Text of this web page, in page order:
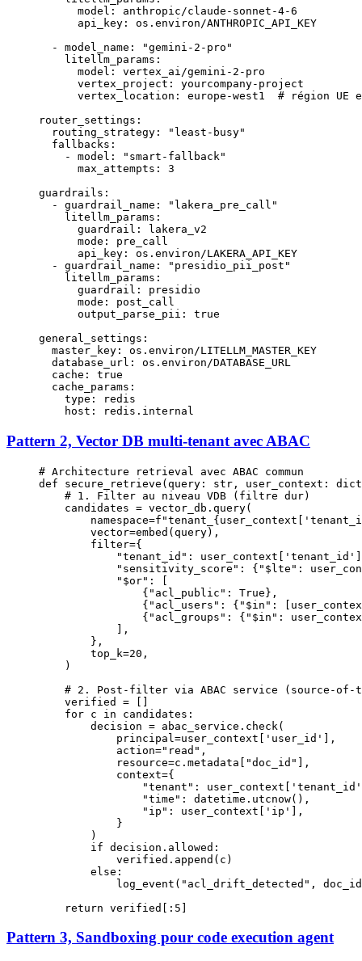
      model
: anthropic/claude-sonnet-4-6
      api_key
: os.environ/ANTHROPIC_API_KEY
  -
model_name :
"gemini-2-pro"
    litellm_params
:
      model
: vertex_ai/gemini-2-pro
      vertex_project
: yourcompany-project
      vertex_location
: europe-west1
# région UE
router_settings :
  routing_strategy
:
"least-busy"
  fallbacks
:
    -
model :
"smart-fallback"
      max_attempts
: 3
guardrails :
  -
guardrail_name :
"lakera_pre_call"
    litellm_params
:
      guardrail
:
lakera_v2
      mode
: pre_call
      api_key
: os.environ/LAKERA_API_KEY
  -
guardrail_name :
"presidio_pii_post"
    litellm_params
:
      guardrail
: presidio
      mode
: post_call
      output_parse_pii
: true
general_settings :
  master_key
: os.environ/LITELLM_MASTER_KEY
  database_url
: os.environ/DATABASE_URL
  cache
: true
  cache_params
:
    type
:
redis
    host
: redis.internal
Pattern 2, Vector DB multi-tenant avec ABAC
# Architecture retrieval avec ABAC commun
def secure_retrieve (query: str , user_context: dict
    # 1. Filter au niveau VDB (filtre dur)
    candidates
= vector_db.query(
        namespace
=f "tenant_ { user_context[
        vector
=embed(query),
        filter
={
            "tenant_id"
: user_context[ 'tenant_id'
            "sensitivity_score"
: { "$lte" :
            "$or"
: [
                {
"acl_public" : True },
                {
"acl_users" : { "$in" :
                {
"acl_groups" : { "$in" :
            ],
        },
        top_k
=20 ,
    )
# 2. Post-filter via ABAC service (source-of-
    verified
=
    for
c in candidates:
        decision
= abac_service.check(
            principal
=user_context[ 'user_id'
],
            action
="read" ,
            resource
=c.metadata[ "doc_id"
],
            context
={
                "tenant"
: user_context[
'tenant_id'
                "time"
: datetime.utcnow(),
                "ip"
: user_context[ 'ip'
],
            }
        )
        if
decision.allowed:
            verified.append(c)
        else
:
            log_event(
"acl_drift_detected" , doc_id
    return
verified[: 5
Pattern 3, Sandboxing pour code execution agent